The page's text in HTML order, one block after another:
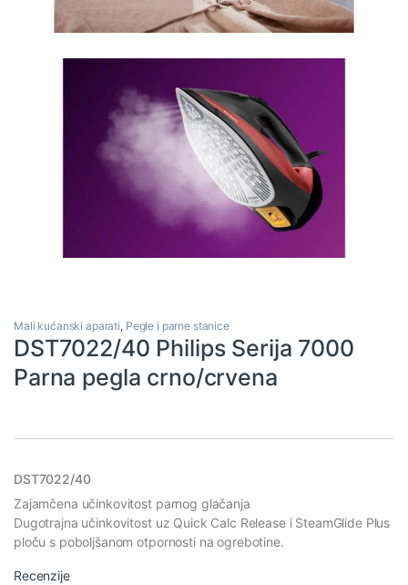
Mali kućanski aparati, Pegle i parne stanice
DST7022/40 Philips Serija 7000
Parna pegla crno/crvena
DST7022/40
Zajamčena učinkovitost parnog glačanja
Dugotrajna učinkovitost uz Quick Calc Release i SteamGlide Plus
ploču s poboljšanom otpornosti na ogrebotine.
Recenzije